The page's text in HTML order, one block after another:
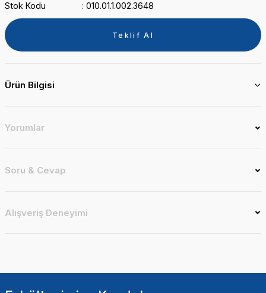
Stok Kodu
010.01.1.002.3648
Teklif Al
Ürün Bilgisi
Yorumlar
Soru & Cevap
Alışveriş Deneyimi